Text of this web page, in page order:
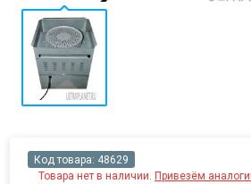
Код товара: 48629
Товара нет в наличии. Привезём